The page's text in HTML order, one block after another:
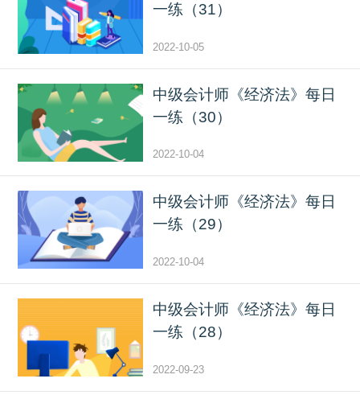
一练（31）
2022-10-05
中级会计师《经济法》每日
一练（30）
2022-10-04
中级会计师《经济法》每日
一练（29）
2022-10-04
中级会计师《经济法》每日
一练（28）
2022-09-23